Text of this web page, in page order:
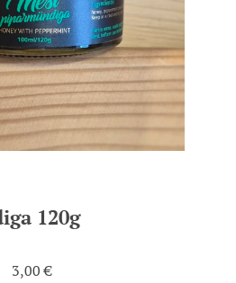
120g
3,00 €